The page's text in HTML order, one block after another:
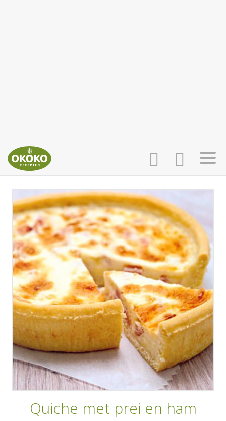
INLOGGEN
AANMELDEN
HOME
RECEPTEN
WEEKMENU'S
KOOKBOEKEN
Quiche met prei en ham